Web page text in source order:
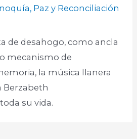
, Paz y Reconciliación
de desahogo, como ancla
mecanismo de
la música llanera
Berzabeth
su vida.